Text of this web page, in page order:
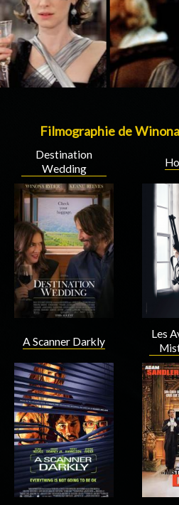
Filmographie de
Destination
Wedding
Acteur
A Scanner Darkly
Les